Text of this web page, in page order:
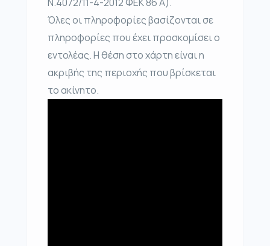
Όλες οι πληροφορίες βασίζονται σε
πληροφορίες που έχει προσκομίσει ο
εντολέας. Η θέση στο χάρτη είναι η
ακριβής της περιοχής που βρίσκεται
το ακίνητο.